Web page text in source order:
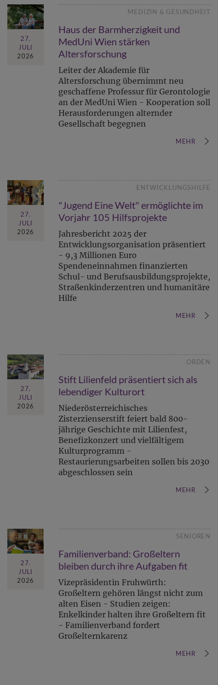
27.
JULI
2026
MEDIZIN & GESUNDHEIT
Haus der Barmherzigkeit und
MedUni Wien stärken
Altersforschung
Leiter der Akademie für
Altersforschung übernimmt neu
geschaffene Professur für Gerontologie
an der MedUni Wien - Kooperation soll
Herausforderungen alternder
Gesellschaft begegnen
MEHR
27.
JULI
2026
ENTWICKLUNGSHILFE
"Jugend Eine Welt" ermöglichte im
Vorjahr 105 Hilfsprojekte
Jahresbericht 2025 der
Entwicklungsorganisation präsentiert
- 9,3 Millionen Euro
Spendeneinnahmen finanzierten
Schul- und Berufsausbildungsprojekte,
Straßenkinderzentren und humanitäre
Hilfe
MEHR
27.
JULI
2026
ORDEN
Stift Lilienfeld präsentiert sich als
lebendiger Kulturort
Niederösterreichisches
Zisterzienserstift feiert bald 800-
jährige Geschichte mit Lilienfest,
Benefizkonzert und vielfältigem
Kulturprogramm -
Restaurierungsarbeiten sollen bis 2030
abgeschlossen sein
MEHR
27.
JULI
2026
SENIOREN
Familienverband: Großeltern
bleiben durch ihre Aufgaben fit
Vizepräsidentin Fruhwürth:
Großeltern gehören längst nicht zum
alten Eisen - Studien zeigen:
Enkelkinder halten ihre Großeltern fit
- Familienverband fordert
Großelternkarenz
MEHR